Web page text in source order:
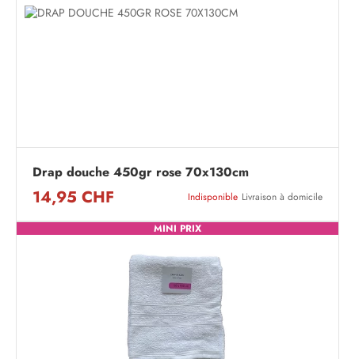
Drap douche 450gr rose 70x130cm
14,95 CHF Indisponible Livraison à domicile
MINI PRIX